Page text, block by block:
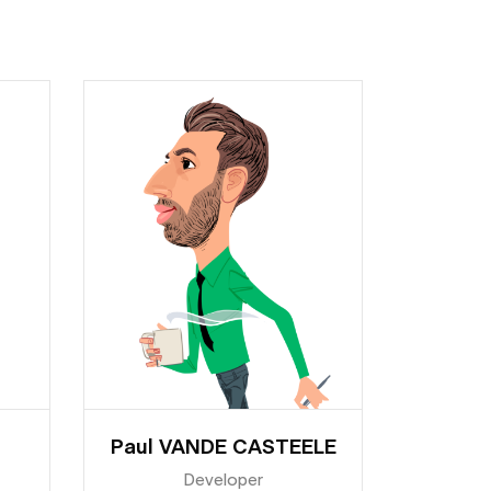
Paul VANDE CASTEELE
Developer